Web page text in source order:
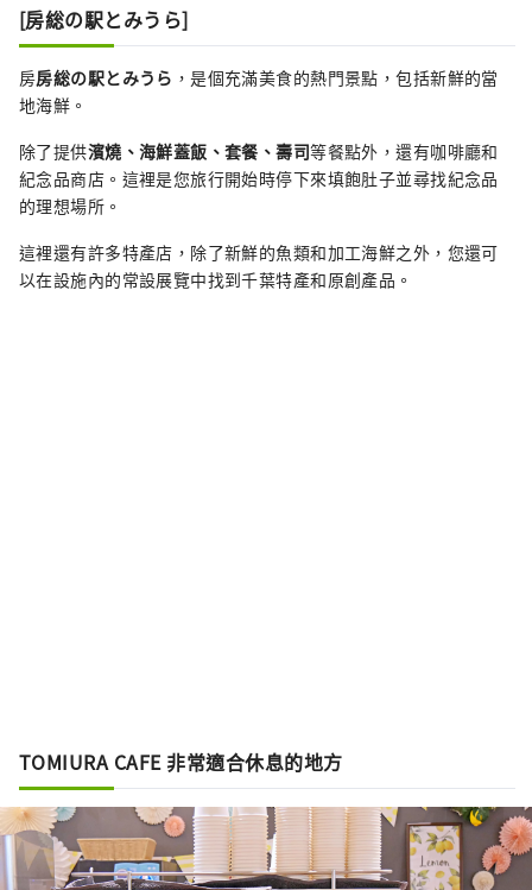
[房総の駅とみうら]
房房総の駅とみうら ，是個充滿美食的熱門景點，包括新鮮的當
地海鮮。
除了提供濱燒、海鮮蓋飯、套餐、壽司等餐點外，還有咖啡廳和
紀念品商店。這裡是您旅行開始時停下來填飽肚子並尋找紀念品
的理想場所。
這裡還有許多特產店，除了新鮮的魚類和加工海鮮之外，您還可
以在設施內的常設展覽中找到千葉特產和原創產品。
TOMIURA CAFE 非常適合休息的地方